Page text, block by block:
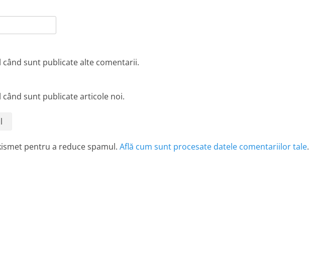
sunt publicate alte comentarii.
sunt publicate articole noi.
pentru a reduce spamul. Află cum sunt procesate datele comentariilor tale.